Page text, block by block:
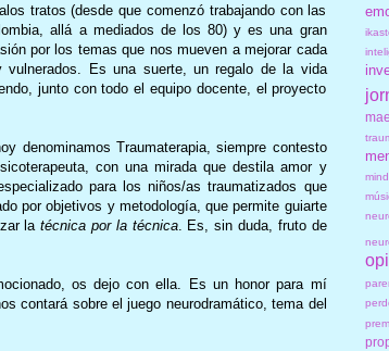
tratos (desde que comenzó trabajando con las
allá a mediados de los 80) y es una gran
por los temas que nos mueven a mejorar cada
Es una suerte, un regalo de la vida
junto con todo el equipo docente, el proyecto
denominamos Traumaterapia, siempre contesto
con una mirada que destila amor y
para los niños/as traumatizados que
por objetivos y metodología, que permite guiarte
latécnica por la técnica. Es, sin duda, fruto de
os dejo con ella. Es un honor para mí
contará sobre el juego neurodramático, tema del